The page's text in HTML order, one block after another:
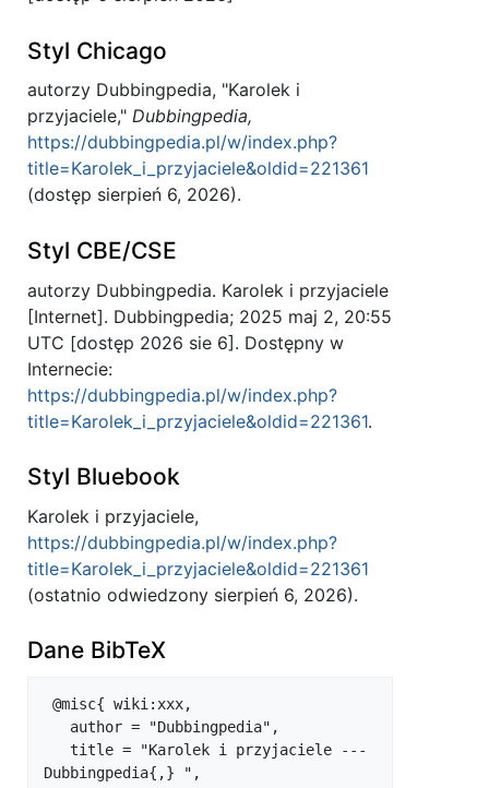
Styl Chicago
autorzy Dubbingpedia, "Karolek i
przyjaciele," Dubbingpedia,
https://dubbingpedia.pl/w/index.php?
title=Karolek_i_przyjaciele&oldid=221361
(dostęp sierpień 6, 2026).
Styl CBE/CSE
autorzy Dubbingpedia. Karolek i przyjaciele
[Internet]. Dubbingpedia; 2025 maj 2, 20:55
UTC [dostęp 2026 sie 6]. Dostępny w
Internecie:
https://dubbingpedia.pl/w/index.php?
title=Karolek_i_przyjaciele&oldid=221361.
Styl Bluebook
Karolek i przyjaciele,
https://dubbingpedia.pl/w/index.php?
title=Karolek_i_przyjaciele&oldid=221361
(ostatnio odwiedzony sierpień 6, 2026).
Dane BibTeX
Dubbingpedia{,} ",